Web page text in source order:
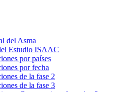
del Asma
Estudio ISAAC
por países
por fecha
de la fase 2
de la fase 3